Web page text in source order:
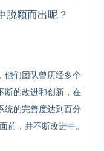
脱颖而出呢？
他们团队曾历经多个
断的改进和创新，在
统的完善度达到百分
，并不断改进中。